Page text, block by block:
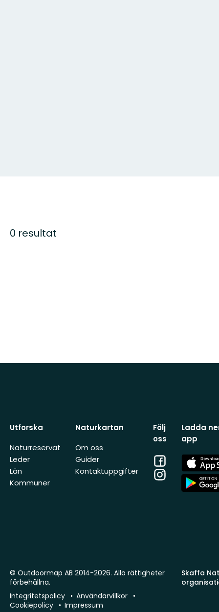
0 resultat
Utforska
Naturreservat
Leder
Län
Kommuner
Naturkartan
Om oss
Guider
Kontaktuppgifter
Följ
oss
Facebook
Instagram
Ladda
app
App
Store
App
Store
Skaffa
© Outdoormap AB 2014-2026. Alla rättigheter
förbehållna.
Integritetspolicy
Användarvillkor
Cookiepolicy
Impressum